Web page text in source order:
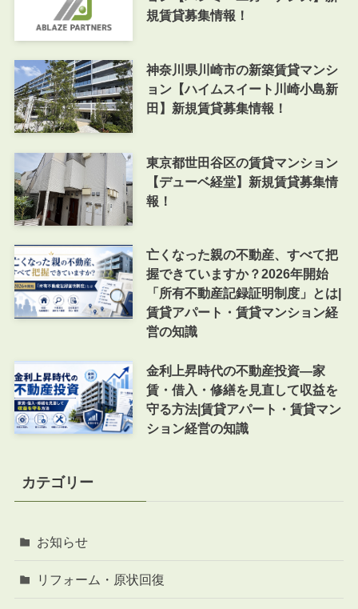
規賃貸募集情報！
神奈川県川崎市の新築賃貸マンシ
ョン【ハイムスイート川崎小島新
田】新規賃貸募集情報！
東京都世田谷区の賃貸マンション
【デューベ経堂】新規賃貸募集情
報！
亡くなった親の不動産、すべて把
握できていますか？2026年開始
「所有不動産記録証明制度」とは|
賃貸アパート・賃貸マンション経
営の知識
金利上昇時代の不動産投資―家
賃・借入・修繕を見直して収益を
守る方法|賃貸アパート・賃貸マン
ション経営の知識
カテゴリー
お知らせ
リフォーム・原状回復